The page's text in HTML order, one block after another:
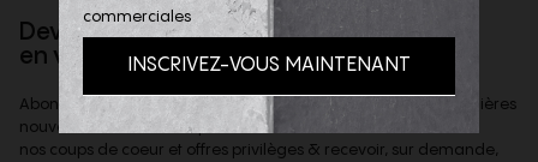
Devenez client privilège
en vous inscrivant à la newsletter
Abonnez-vous à notre newsletter afin d'être informé des dernières
nouveautés de la boutique,
nos coups de coeur et offres privilèges & recevoir, sur demande,
commerciales